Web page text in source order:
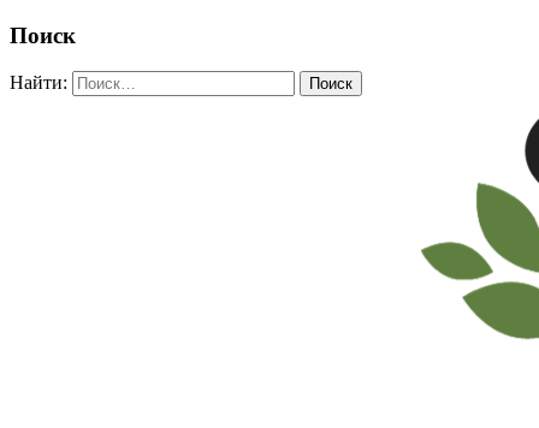
Поиск
Найти: